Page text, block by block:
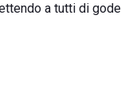
a tutti di